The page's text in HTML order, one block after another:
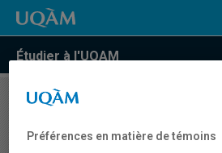
Étudier à l'UQAM
COURS//
des relations du travail
Préférences en matière de témoins